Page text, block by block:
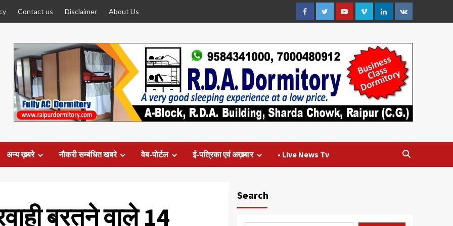
Contact us Disclaimer About Us
FacebookTwitterYoutubeVimeoLinkedin
VK
अन्य ख़बरे नौकरी सम्बंधित खबरे वेब-पोर्टल ई-पत्रिका एवं अख़बार • Live News Tv
बरतने वाले 14
Search